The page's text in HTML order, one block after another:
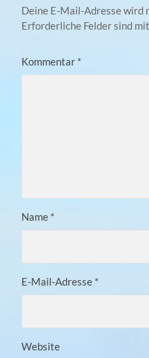
Deine E-Mail-Adresse
Erforderliche Felder sind mit
Kommentar *
Name *
E-Mail-Adresse *
Website